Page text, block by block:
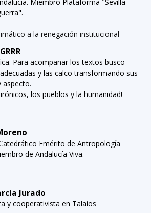
a la renegación institucional
Para acompañar los textos busco
y las calco transformando sus
aspecto.
los pueblos y la humanidad!
Emérito de Antropología
de Andalucía Viva.
Jurado
y cooperativista en Talaios